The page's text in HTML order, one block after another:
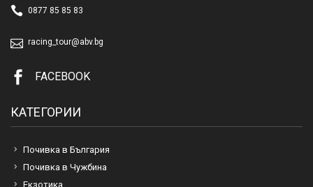
0877 85 85 83
racing_tour@abv.bg
FACEBOOK
КАТЕГОРИИ
Почивка в България
Почивка в Чужбина
Екзотика